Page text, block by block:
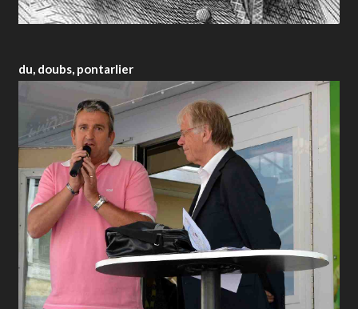
du, doubs, pontarlier